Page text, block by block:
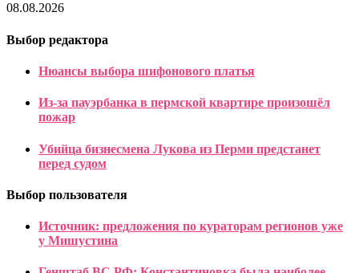
08.08.2026
Выбор редактора
Нюансы выбора шифонового платья
Из-за пауэрбанка в пермской квартире произошёл
пожар
Убийца бизнесмена Лукова из Перми предстанет
перед судом
Выбор пользователя
Источник: предложения по кураторам регионов уже
у Мишустина